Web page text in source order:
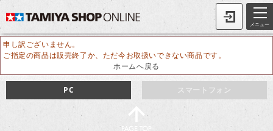
メニュー
申し訳ございません。
ご指定の商品は販売終了か、ただ今お取扱いできない商品です。
ホームへ戻る
スマートフォン
PC